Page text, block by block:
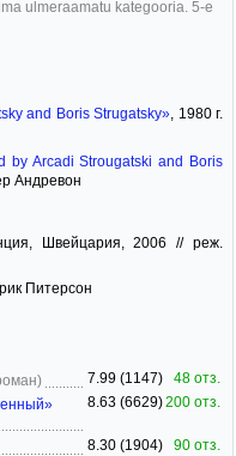
ulmeraamatu kategooria. 5-е
and Boris Strugatsky» , 1980 г.
by Arcadi Strougatski and Boris
Андревон
Швейцария, 2006 // реж.
Питерсон
7.99 (1147)
48 отз.
8.63 (6629)200 отз.
8.30 (1904)
90 отз.